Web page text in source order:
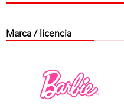
Marca / licencia